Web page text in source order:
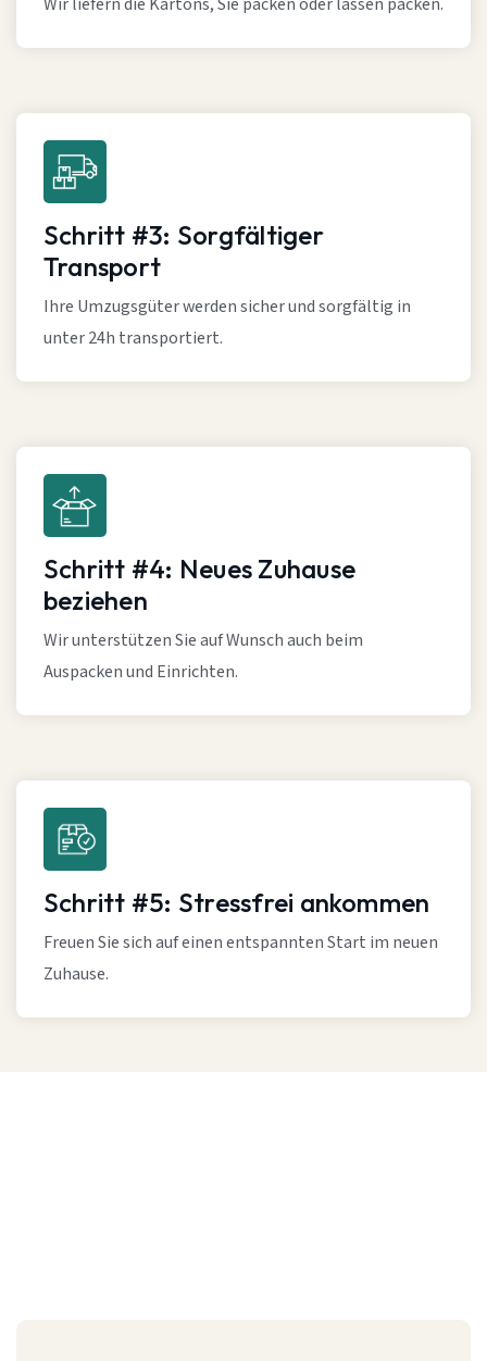
Wir liefern die Kartons, Sie packen oder lassen packen.
Schritt #3: Sorgfältiger
Transport
Ihre Umzugsgüter werden sicher und sorgfältig in
unter 24h transportiert.
Schritt #4: Neues Zuhause
beziehen
Wir unterstützen Sie auf Wunsch auch beim
Auspacken und Einrichten.
Schritt #5: Stressfrei ankommen
Freuen Sie sich auf einen entspannten Start im neuen
Zuhause.